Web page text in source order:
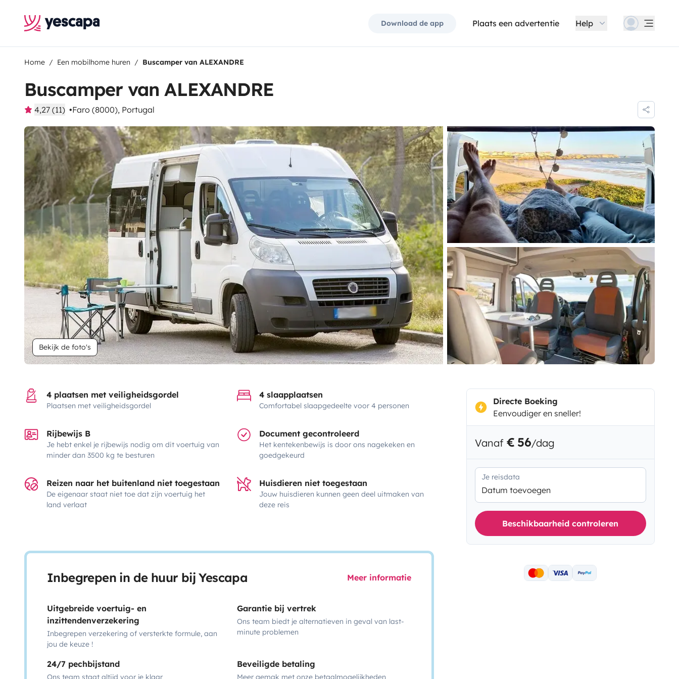
Download de app Plaats een advertentie Help
Home Een mobilhome huren Buscamper van ALEXANDRE
Buscamper van ALEXANDRE
4,27 (11) Faro (8000), Portugal
Bekijk de foto's
4 plaatsen met veiligheidsgordel
Plaatsen met veiligheidsgordel
4 slaapplaatsen
Comfortabel slaapgedeelte voor 4 personen
Rijbewijs B
Je hebt enkel je rijbewijs nodig om dit voertuig van
minder dan 3500 kg te besturen
Document gecontroleerd
Het kentekenbewijs is door ons nagekeken en
goedgekeurd
Reizen naar het buitenland niet toegestaan
De eigenaar staat niet toe dat zijn voertuig het
land verlaat
Huisdieren niet toegestaan
Jouw huisdieren kunnen geen deel uitmaken van
deze reis
Inbegrepen in de huur bij Yescapa Meer informatie
Uitgebreide voertuig- en
inzittendenverzekering
Inbegrepen verzekering of versterkte formule, aan
jou de keuze !
Garantie bij vertrek
Ons team biedt je alternatieven in geval van last-
minute problemen
24/7 pechbijstand
Ons team staat altijd voor je klaar
Beveiligde betaling
Meer gemak met onze betaalmogelijkheden
Directe Boeking
Eenvoudiger en sneller!
Vanaf € 56/dag
Je reisdata
Datum toevoegen
Beschikbaarheid controleren